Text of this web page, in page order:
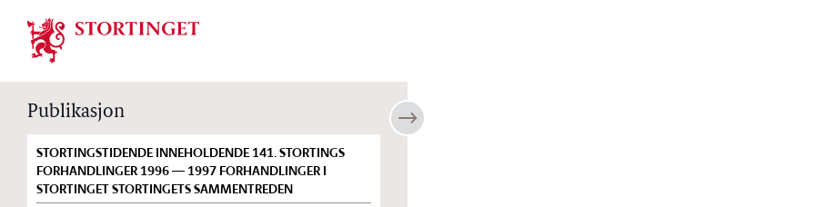
Stortinget.no
Publikasjon
STORTINGSTIDENDE INNEHOLDENDE 141. STORTINGS
FORHANDLINGER 1996 — 1997 FORHANDLINGER I
STORTINGET STORTINGETS SAMMENTREDEN